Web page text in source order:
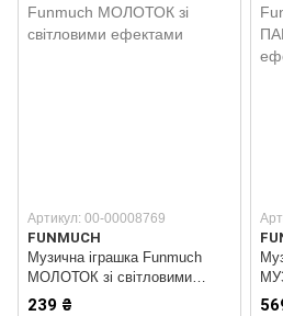
Артикул: 00-00008769
FUNMUCH
Музична іграшка Funmuch
МОЛОТОК зі світловими
ефектами
239 ₴